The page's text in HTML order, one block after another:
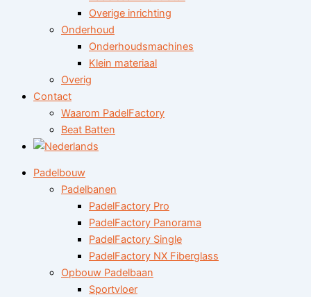
Overige inrichting
Onderhoud
Onderhoudsmachines
Klein materiaal
Overig
Contact
Waarom PadelFactory
Beat Batten
Padelbouw
Padelbanen
PadelFactory Pro
PadelFactory Panorama
PadelFactory Single
PadelFactory NX Fiberglass
Opbouw Padelbaan
Sportvloer